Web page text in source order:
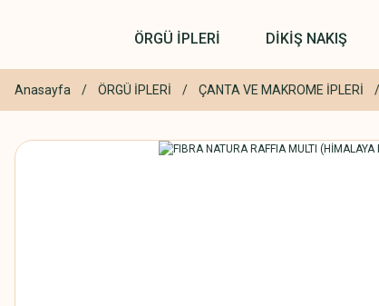
ÖRGÜ İPLERİ DİKİŞ NAKIŞ
Anasayfa ÖRGÜ İPLERİ ÇANTA VE MAKROME İPLERİ